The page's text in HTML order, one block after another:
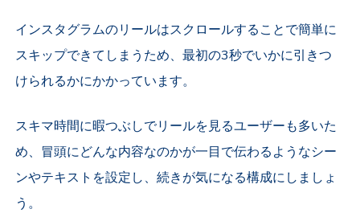
インスタグラムのリールはスクロールすることで簡単に
スキップできてしまうため、最初の3秒でいかに引きつ
けられるかにかかっています。
スキマ時間に暇つぶしでリールを見るユーザーも多いた
め、冒頭にどんな内容なのかが一目で伝わるようなシー
ンやテキストを設定し、続きが気になる構成にしましょ
う。